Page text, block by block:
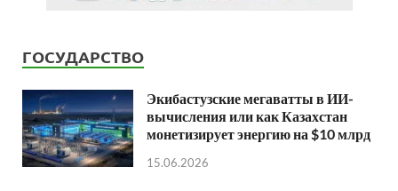
ГОСУДАРСТВО
Экибастузские мегаватты в ИИ-
вычисления или как Казахстан
монетизирует энергию на $10 млрд
15.06.2026